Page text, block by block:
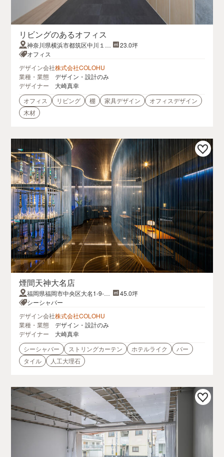
リビングのあるオフィス
神奈川県横浜市都筑区中川１丁
目１７−１２
23.0坪
オフィス
デザイン会社株式会社COLOHU
業種・業態
デザイン・設計のみ
デザイナー
大崎真幸
オフィス
リビング 棚 家具デザイン
オフィスデザイン
木材
煙間天神大名店
福岡県福岡市中央区大名1-9-22
大名ハーモニー2F
45.0坪
シーシャバー
デザイン会社株式会社COLOHU
業種・業態
デザイン・設計のみ
デザイナー
大崎真幸
シーシャバー
ストリングカーテン ホテルライク
バー
タイル
人工大理石